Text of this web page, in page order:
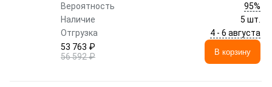
Вероятность
95%
Наличие
5 шт.
Отгрузка
4 - 6 августа
53 763 ₽
56 592 ₽
В корзину